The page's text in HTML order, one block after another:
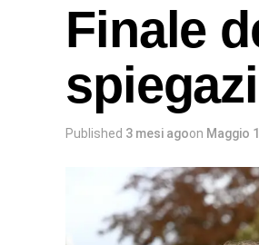
Finale
Published 3 mesi agoon Maggio